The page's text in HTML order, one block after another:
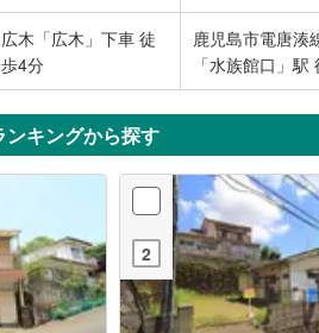
広木「広木」下車 徒
歩4分
鹿児島市電唐湊
「水族館口」駅
分
キングから探す
2